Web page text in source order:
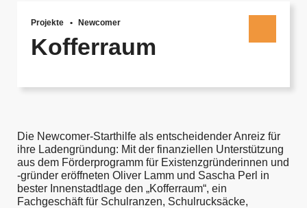
Projekte Newcomer
Kofferraum
Die Newcomer-Starthilfe als entscheidender Anreiz für
ihre Ladengründung: Mit der finanziellen Unterstützung
aus dem Förderprogramm für Existenzgründerinnen und
-gründer eröffneten Oliver Lamm und Sascha Perl in
bester Innenstadtlage den „Kofferraum“, ein
Fachgeschäft für Schulranzen, Schulrucksäcke,